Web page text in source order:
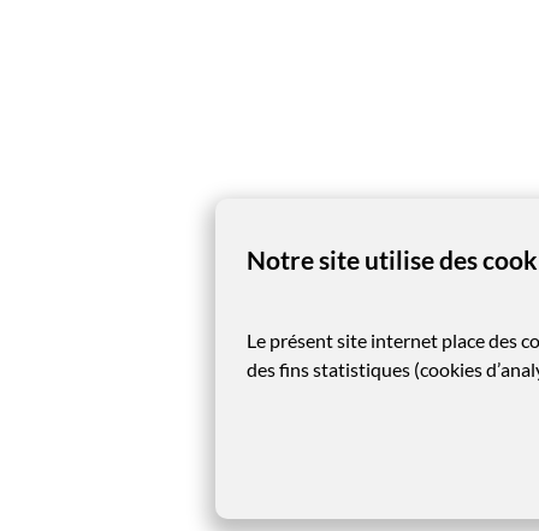
Notre site utilise des
Le présent site internet place des
des fins statistiques (cookies